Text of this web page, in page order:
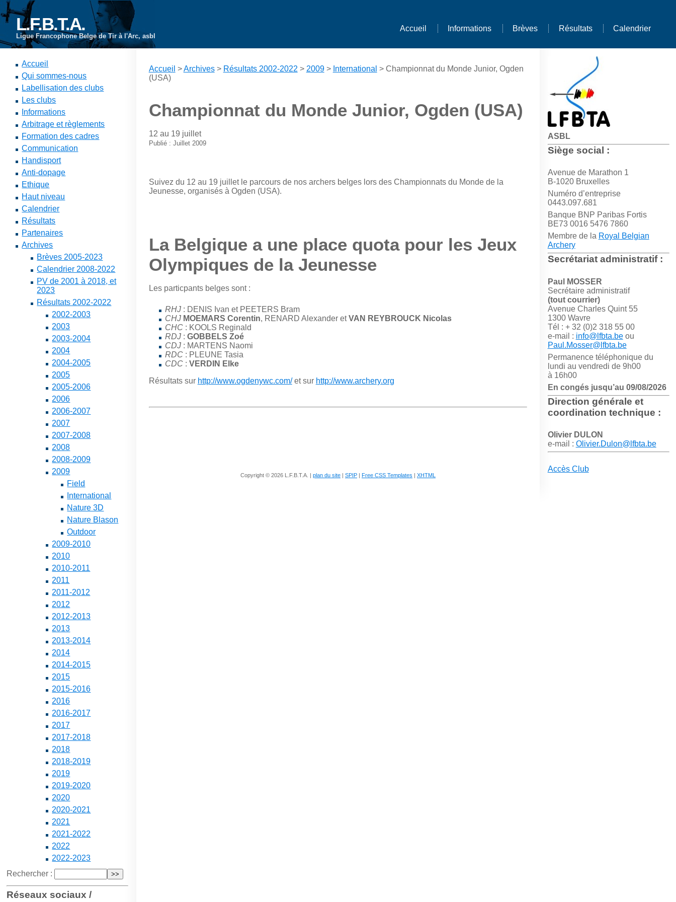
L.F.B.T.A.
Ligue Francophone Belge de Tir à l'Arc, asbl
Accueil Informations Brèves Résultats Calendrier
ASBL
Siège social :
Avenue de Marathon 1
B-1020 Bruxelles
Numéro d’entreprise
0443.097.681
Banque BNP Paribas Fortis
BE73 0016 5476 7860
Membre de la Royal Belgian
Archery
Secrétariat administratif :
Paul MOSSER
Secrétaire administratif
(tout courrier)
Avenue Charles Quint 55
1300 Wavre
Tél : + 32 (0)2 318 55 00
e-mail : info@lfbta.beou
Paul.Mosser@lfbta.be
Permanence téléphonique du
lundi au vendredi de 9h00
à 16h00
En congés jusqu’au 09/08/2026
Direction générale et
coordination technique :
Olivier DULON
e-mail : Olivier.Dulon@lfbta.be
Accès Club
Accueil
Qui sommes-nous
Labellisation des clubs
Les clubs
Informations
Arbitrage et règlements
Formation des cadres
Communication
Handisport
Anti-dopage
Ethique
Haut niveau
Calendrier
Résultats
Partenaires
Archives
Brèves 2005-2023
Calendrier 2008-2022
PV de 2001 à 2018, et
2023
Résultats 2002-2022
2002-2003
2003
2003-2004
2004
2004-2005
2005
2005-2006
2006
2006-2007
2007
2007-2008
2008
2008-2009
2009
Field
International
Nature 3D
Nature Blason
Outdoor
2009-2010
2010
2010-2011
2011
2011-2012
2012
2012-2013
2013
2013-2014
2014
2014-2015
2015
2015-2016
2016
2016-2017
2017
2017-2018
2018
2018-2019
2019
2019-2020
2020
2020-2021
2021
2021-2022
2022
2022-2023
Rechercher :
Réseaux sociaux /
Accueil >Archives> Résultats 2002-2022 > 2009> International > Championnat du Monde Junior, Ogden
(USA)
Championnat du Monde Junior, Ogden (USA)
12 au 19 juillet
Publié : Juillet 2009
Suivez du 12 au 19 juillet le parcours de nos archers belges lors des Championnats du Monde de la
Jeunesse, organisés à Ogden (USA).
La Belgique a une place quota pour les Jeux
Olympiques de la Jeunesse
Les particpants belges sont :
RHJ: DENIS Ivan et PEETERS Bram
CHJ MOEMARS Corentin, RENARD Alexander etVAN REYBROUCK Nicolas
CHC: KOOLS Reginald
RDJ: GOBBELS Zoé
CDJ: MARTENS Naomi
RDC: PLEUNE Tasia
CDC: VERDIN Elke
Résultats sur http://www.ogdenywc.com/et sur http://www.archery.org
Copyright © 2026 L.F.B.T.A. | plan du site | SPIP | Free CSS Templates | XHTML